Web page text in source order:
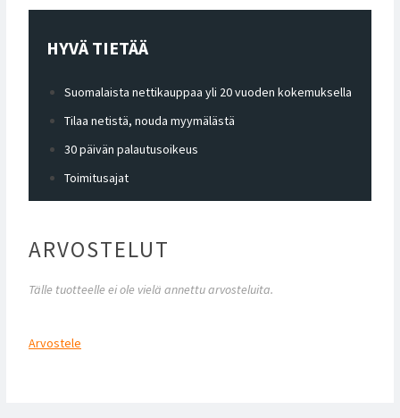
HYVÄ TIETÄÄ
Suomalaista nettikauppaa yli 20 vuoden kokemuksella
Tilaa netistä, nouda myymälästä
30 päivän palautusoikeus
Toimitusajat
ARVOSTELUT
Tälle tuotteelle ei ole vielä annettu arvosteluita.
Arvostele